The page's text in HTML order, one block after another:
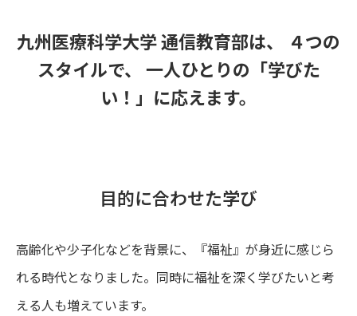
九州医療科学大学 通信教育部は、
４つの
スタイルで、 一人ひとりの「学びた
い！」に応えます。
目的に合わせた学び
高齢化や少子化などを背景に、『福祉』が身近に感じら
れる時代となりました。同時に福祉を深く学びたいと考
える人も増えています。